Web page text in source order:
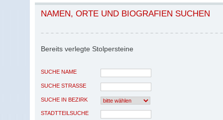
NAMEN, ORTE UND BIOGRAFIEN SUCHEN
Bereits verlegte Stolpersteine
SUCHE NAME
SUCHE STRASSE
SUCHE IN BEZIRK
STADTTEILSUCHE